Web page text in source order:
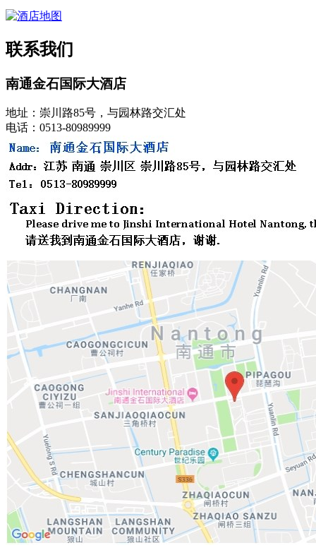
联系我们
南通金石国际大酒店
地址：崇川路85号，与园林路交汇处
电话：0513-80989999